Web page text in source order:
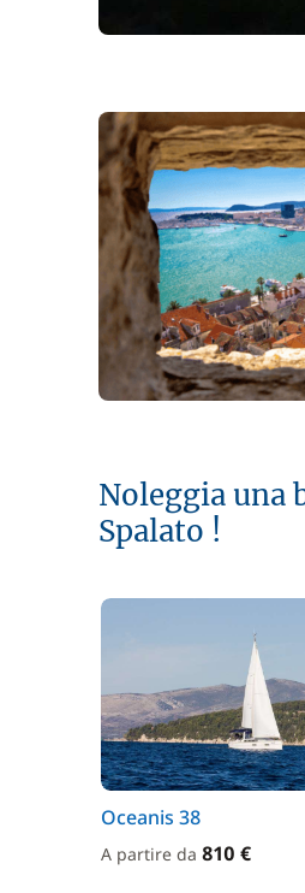
Noleggia una
Spalato !
Oceanis 38
A partire da 810 €